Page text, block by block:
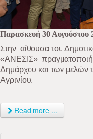
Παρασκευή 30 Αυγούστου
Στην αίθουσα του
«ΑΝΕΣΙΣ»
Δημάρχου και των μελών
Αγρινίου.
Read more ...